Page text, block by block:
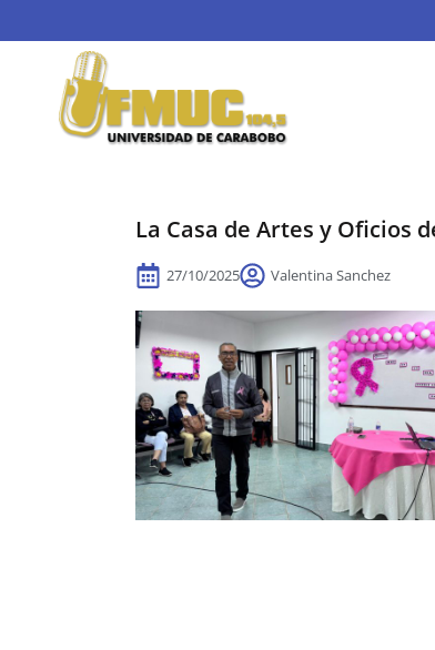
La Casa de Artes y Oficios
27/10/2025 Valentina Sanchez